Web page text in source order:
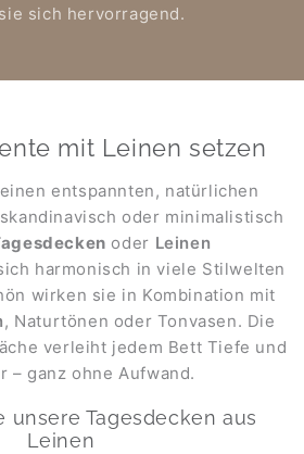
sich hervorragend.
mit Leinen setzen
entspannten, natürlichen
oder minimalistisch
oder Leinen
harmonisch in viele Stilwelten
wirken sie in Kombination mit
, Naturtönen oder Tonvasen. Die
verleiht jedem Bett Tiefe und
– ganz ohne Aufwand.
unsere Tagesdecken aus
Leinen